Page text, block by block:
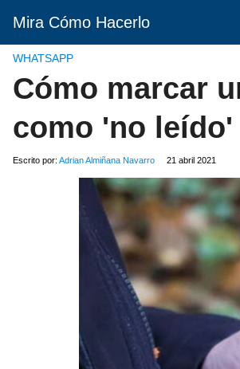
Mira Cómo Hacerlo
WHATSAPP
Cómo marcar
como 'no
Escrito por: Adrian Almiñana Navarro 21 abril 2021